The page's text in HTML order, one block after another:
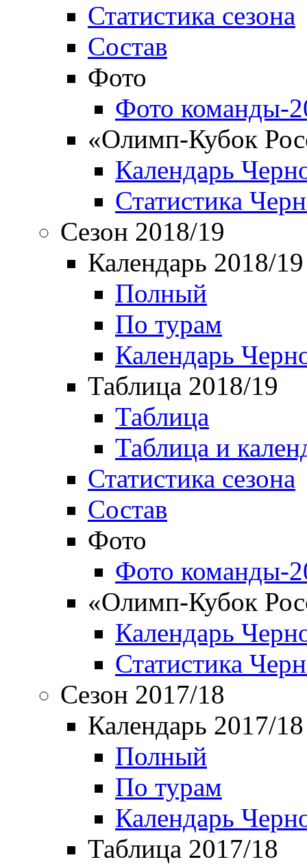
Статистика сезона
Состав
Фото
Фото команды-
«Олимп-Кубок
Календарь
Статистика
Сезон 2018/19
Календарь 2018/19
Полный
По турам
Календарь
Таблица 2018/19
Таблица
Таблица и
Статистика сезона
Состав
Фото
Фото команды-
«Олимп-Кубок
Календарь
Статистика
Сезон 2017/18
Календарь 2017/18
Полный
По турам
Календарь
Таблица 2017/18